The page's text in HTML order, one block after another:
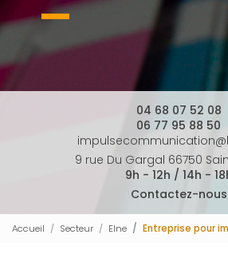
04 68 07 52 08
06 77 95 88 50
9 rue Du Gargal 66750
9h - 12h / 14h -
Contactez-nous
Accueil Secteur Elne Entreprise pour